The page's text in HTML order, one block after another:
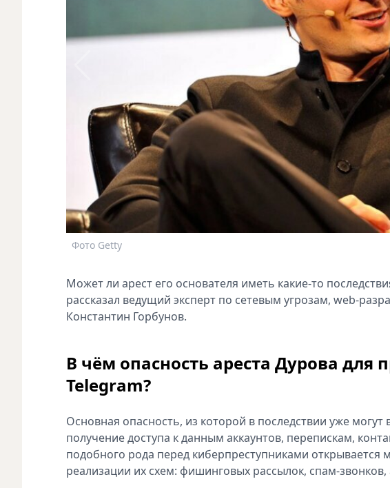
Фото Getty
Может ли арест его основателя иметь какие-то
рассказал ведущий эксперт по сетевым угрозам, web-
Константин Горбунов.
В чём опасность ареста Дурова для
Telegram?
Основная опасность, из которой в последствии уже
получение доступа к данным аккаунтов, перепискам,
подобного рода перед киберпреступниками
реализации их схем: фишинговых рассылок, спам-